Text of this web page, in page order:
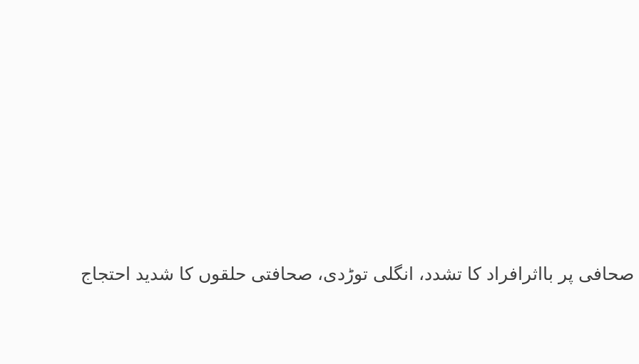
صحافی پر بااثرافراد کا تشدد، انگلی توڑدی، صحافتی حلقوں کا شدید احتجاج